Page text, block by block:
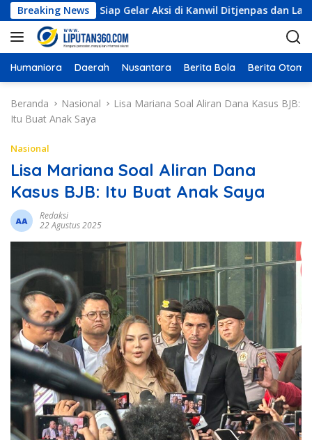
a
g
u
Breaking News
Kendari, Siap Gelar Aksi di Kanwil Ditjenpas dan Lapas Kelas
Humaniora Daerah Nusantara Berita Bola Berita
Beranda Nasional
Lisa Mariana Soal Aliran Dana Kasus BJB:
Itu Buat Anak Saya
Nasional
Lisa Mariana Soal Aliran Dana
Kasus BJB: Itu Buat Anak Saya
Redaksi
22 Agustus 2025